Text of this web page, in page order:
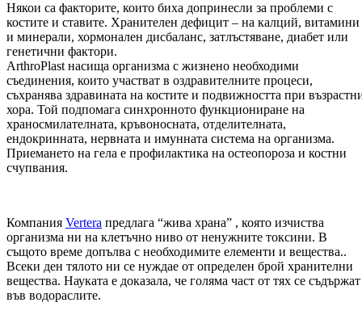
Някои са факторите, които биха допринесли за проблеми с
костите и ставите. Хранителен дефицит – на калций, витамини
и минерали, хормонален дисбаланс, затлъстяване, диабет или
генетични фактори.
ArthroPlast насища организма с жизнено необходими
съединения, които участват в оздравителните процеси,
съхранява здравината на костите и подвижността при
хора. Той подпомага синхронното функциониране на
храносмилателната, кръвоносната, отделителната,
ендокринната, нервната и имунната система на организма.
Приемането на гела е профилактика на остеопороза и костни
счупвания.
Компания Vertera предлага “жива храна” , която изчиства
организма ни на клетъчно ниво от ненужните токсини. В
същото време допълва с необходимите елементи и вещества..
Всеки ден тялото ни се нуждае от определен брой хранителни
вещества. Науката е доказала, че голяма част от тях се съдържат
във водораслите.